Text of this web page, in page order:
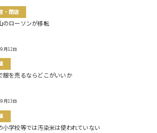
・閉店
のローソンが移転
月12日
服を売るならどこがいいか
月13日
小学校等では汚染米は使われていない